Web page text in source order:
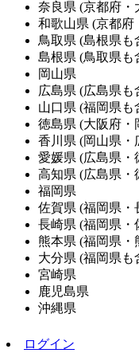
奈良県 (京都府・
和歌山県 (京都府
鳥取県 (島根県も
島根県 (鳥取県も
岡山県
広島県 (広島県も
山口県 (福岡県も
徳島県 (大阪府・
香川県 (岡山県・
愛媛県 (広島県・
高知県 (広島県・
福岡県
佐賀県 (福岡県・
長崎県 (福岡県・
熊本県 (福岡県・
大分県 (福岡県も
宮崎県
鹿児島県
沖縄県
ログイン